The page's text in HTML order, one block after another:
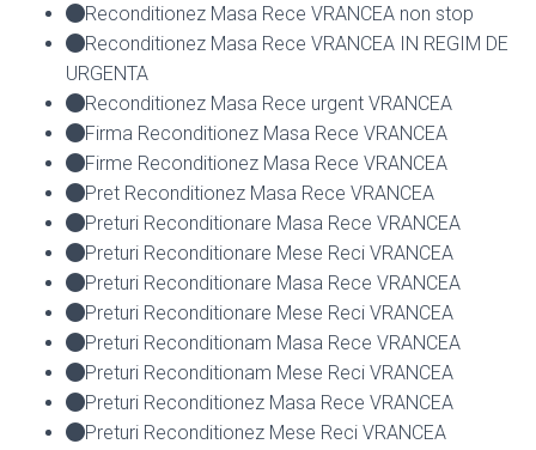
Reconditionez Masa Rece VRANCEA non stop
Reconditionez Masa Rece VRANCEA IN REGIM DE
URGENTA
Reconditionez Masa Rece urgent VRANCEA
Firma Reconditionez Masa Rece VRANCEA
Firme Reconditionez Masa Rece VRANCEA
Pret Reconditionez Masa Rece VRANCEA
Preturi Reconditionare Masa Rece VRANCEA
Preturi Reconditionare Mese Reci VRANCEA
Preturi Reconditionare Masa Rece VRANCEA
Preturi Reconditionare Mese Reci VRANCEA
Preturi Reconditionam Masa Rece VRANCEA
Preturi Reconditionam Mese Reci VRANCEA
Preturi Reconditionez Masa Rece VRANCEA
Preturi Reconditionez Mese Reci VRANCEA